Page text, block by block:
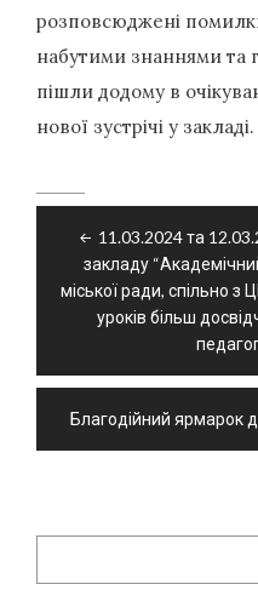
розповсюджені
набутими знаннями та
пішли додому в
нової зустрічі у закладі.
записів11.03.2024 та
закладу
міської ради, спільно
уроків більш
Благодійний ярмарок